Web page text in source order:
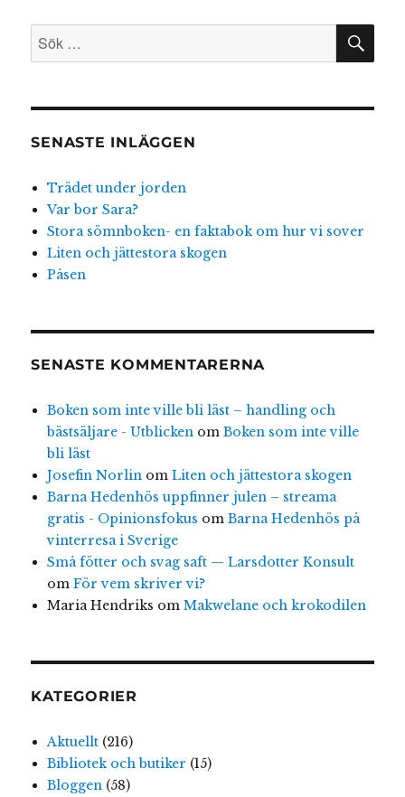
Sök
SENASTE INLÄGGEN
Trädet under jorden
Var bor Sara?
Stora sömnboken- en faktabok om hur vi sover
Liten och jättestora skogen
Påsen
SENASTE KOMMENTARERNA
Boken som inte ville bli läst – handling och
bästsäljare - Utblickenom Boken som inte ville
bli läst
Josefin Norlinom Liten och jättestora skogen
Barna Hedenhös uppfinner julen – streama
gratis - Opinionsfokus om Barna Hedenhös på
vinterresa i Sverige
Små fötter och svag saft — Larsdotter Konsult
om För vem skriver vi?
Maria Hendriks om Makwelane och krokodilen
KATEGORIER
Aktuellt(216)
Bibliotek och butiker (15)
Bloggen (58)